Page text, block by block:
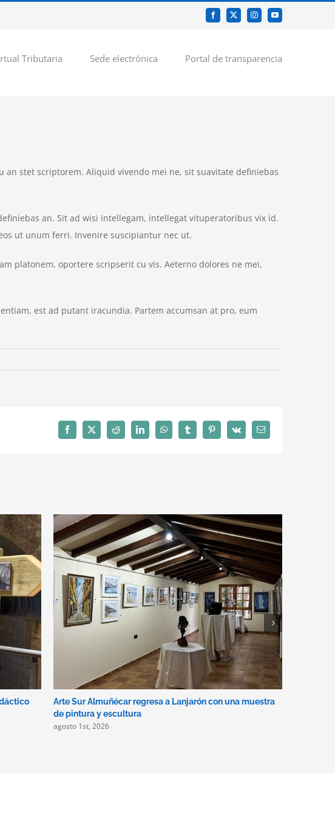
Facebook
X InstagramYouTube
Tributaria Sede electrónica Portal de transparencia
stet scriptorem. Aliquid vivendo mei ne, sit suavitate definiebas
an. Sit ad wisi intellegam, intellegat vituperatoribus vix id.
ut unum ferri. Invenire suscipiantur nec ut.
platonem, oportere scripserit cu vis. Aeterno dolores ne mei,
est ad putant iracundia. Partem accumsan at pro, eum
Facebook
X Reddit LinkedInWhatsAppTumblrPinterest
Vk
Correo
electrónico
Arte Sur Almuñécar regresa a Lanjarón con una muestra
de pintura y escultura
agosto 1st, 2026